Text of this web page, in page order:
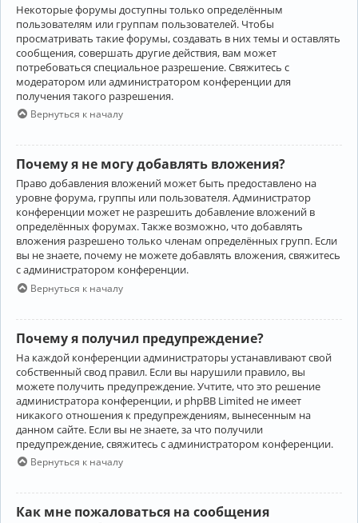
Некоторые форумы доступны только определённым
пользователям или группам пользователей. Чтобы
просматривать такие форумы, создавать в них темы и оставлять
сообщения, совершать другие действия, вам может
потребоваться специальное разрешение. Свяжитесь с
модератором или администратором конференции для
получения такого разрешения.
Вернуться к началу
Почему я не могу добавлять вложения?
Право добавления вложений может быть предоставлено на
уровне форума, группы или пользователя. Администратор
конференции может не разрешить добавление вложений в
определённых форумах. Также возможно, что добавлять
вложения разрешено только членам определённых групп. Если
вы не знаете, почему не можете добавлять вложения, свяжитесь
с администратором конференции.
Вернуться к началу
Почему я получил предупреждение?
На каждой конференции администраторы устанавливают свой
собственный свод правил. Если вы нарушили правило, вы
можете получить предупреждение. Учтите, что это решение
администратора конференции, и phpBB Limited не имеет
никакого отношения к предупреждениям, вынесенным на
данном сайте. Если вы не знаете, за что получили
предупреждение, свяжитесь с администратором конференции.
Вернуться к началу
Как мне пожаловаться на сообщения